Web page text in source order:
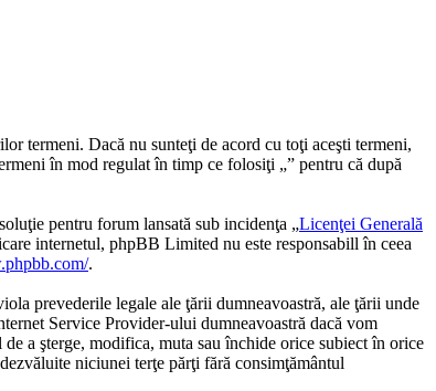
termeni. Dacă nu sunteţi de acord cu toţi aceşti termeni,
în mod regulat în timp ce folosiţi „” pentru că după
pentru forum lansată sub incidenţa „Licenţei Generală
internetul, phpBB Limited nu este responsabill în ceea
.
prevederile legale ale ţării dumneavoastră, ale ţării unde
Service Provider-ului dumneavoastră dacă vom
a şterge, modifica, muta sau închide orice subiect în orice
niciunei terţe părţi fără consimţământul